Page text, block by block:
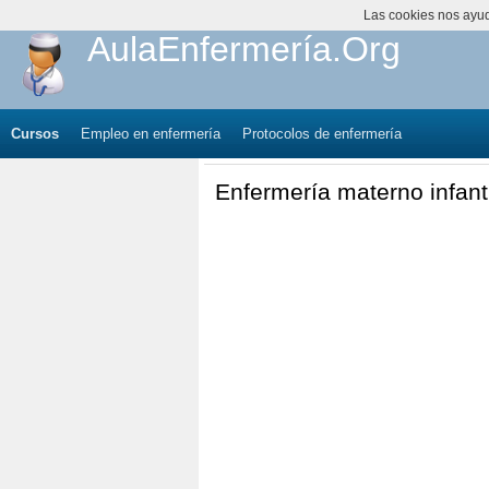
AulaEnfermería.Org
Cursos Empleo en enfermería Protocolos de enfermería
Enfermería materno
Las cookies nos